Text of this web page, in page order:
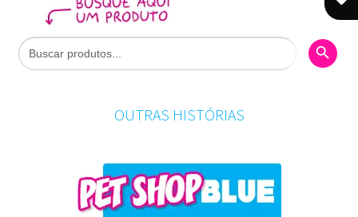
Search
for:
Search
OUTRAS HISTÓRIAS